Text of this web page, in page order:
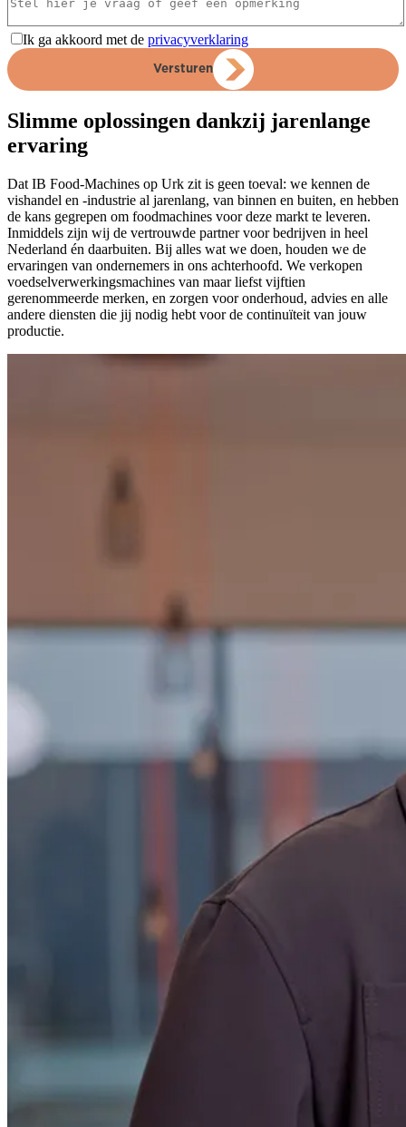
Ik ga akkoord met de privacyverklaring
Versturen
Slimme oplossingen dankzij jarenlange
ervaring
Dat IB Food-Machines op Urk zit is geen toeval: we kennen de
vishandel en -industrie al jarenlang, van binnen en buiten, en hebben
de kans gegrepen om foodmachines voor deze markt te leveren.
Inmiddels zijn wij de vertrouwde partner voor bedrijven in heel
Nederland én daarbuiten. Bij alles wat we doen, houden we de
ervaringen van ondernemers in ons achterhoofd. We verkopen
voedselverwerkingsmachines van maar liefst vijftien
gerenommeerde merken, en zorgen voor onderhoud, advies en alle
andere diensten die jij nodig hebt voor de continuïteit van jouw
productie.